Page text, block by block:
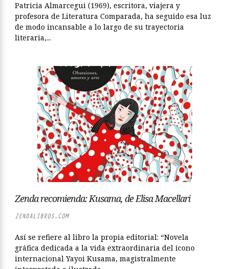
Patricia Almarcegui (1969), escritora, viajera y
profesora de Literatura Comparada, ha seguido esa luz
de modo incansable a lo largo de su trayectoria
literaria,...
Zenda recomienda: Kusama, de Elisa Macellari
ZENDALIBROS.COM
Así se refiere al libro la propia editorial: “Novela
gráfica dedicada a la vida extraordinaria del icono
internacional Yayoi Kusama, magistralmente